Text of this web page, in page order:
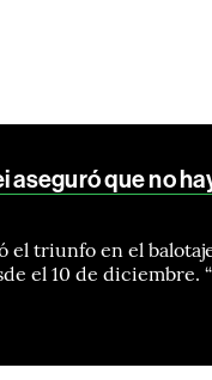
que no
el triunfo en el
el 10 de diciembre.